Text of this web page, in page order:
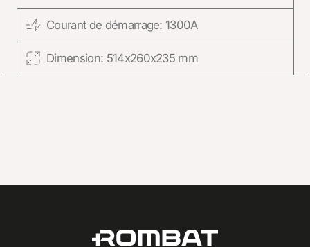
Courant de démarrage: 1300A
Dimension: 514x260x235 mm